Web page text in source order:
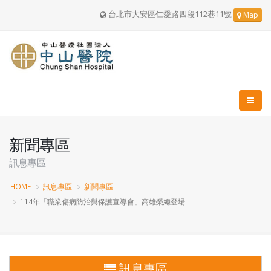
台北市大安區仁愛路四段112巷11號 Map
新聞專區
訊息專區
HOME 訊息專區
新聞專區
114年「職業傷病防治與保護宣導會」高雄榮總登場